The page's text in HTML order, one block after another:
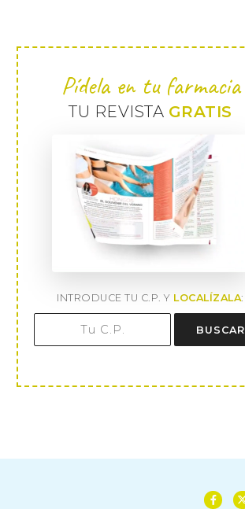
Pídela en tu farmacia
TU REVISTA GRATIS
INTRODUCE TU C.P. Y LOCALÍZALA:
BUSCAR